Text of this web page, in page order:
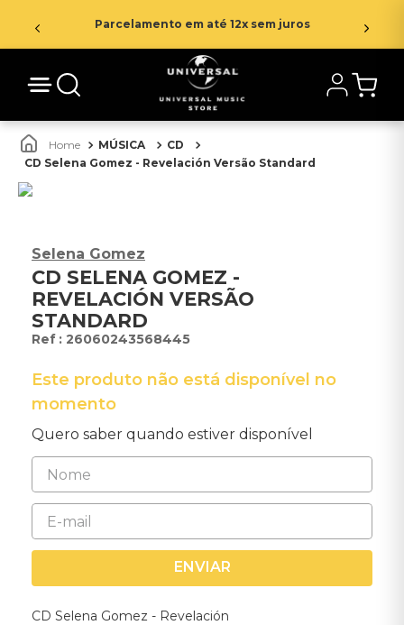
Parcelamento em até 12x sem juros
MÚSICA
CD
CD Selena Gomez - Revelación Versão Standard
Selena Gomez
CD SELENA GOMEZ -
REVELACIÓN VERSÃO
STANDARD
: 26060243568445
Este produto não está disponível no
momento
Quero saber quando estiver disponível
ENVIAR
CD Selena Gomez - Revelación